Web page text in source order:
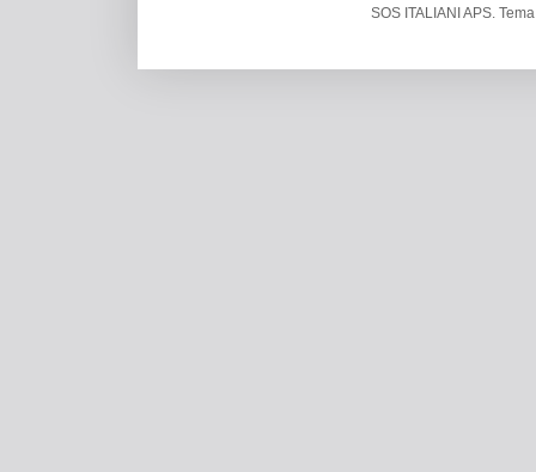
SOS ITALIANI APS.